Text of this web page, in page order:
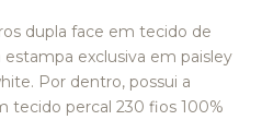
dupla face em tecido de
estampa exclusiva em paisley
Por dentro, possui a
tecido percal 230 fios 100%